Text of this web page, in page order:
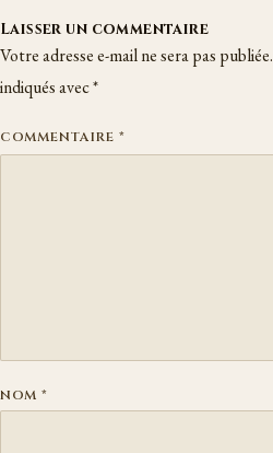
Laisser un commentaire
Votre adresse e-mail ne sera pas publiée.
indiqués avec*
COMMENTAIRE *
NOM *